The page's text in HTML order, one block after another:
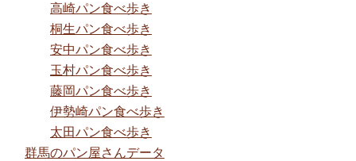
高崎パン食べ歩き
桐生パン食べ歩き
安中パン食べ歩き
玉村パン食べ歩き
藤岡パン食べ歩き
伊勢崎パン食べ歩き
太田パン食べ歩き
群馬のパン屋さんデータ